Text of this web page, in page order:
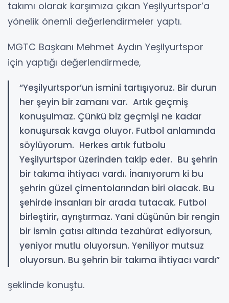
takımı olarak karşımıza çıkan Yeşilyurtspor’a
yönelik önemli değerlendirmeler yaptı.
MGTC Başkanı Mehmet Aydın Yeşilyurtspor
için yaptığı değerlendirmede,
“Yeşilyurtspor’un ismini tartışıyoruz. Bir durun
her şeyin bir zamanı var. Artık geçmiş
konuşulmaz. Çünkü biz geçmişi ne kadar
konuşursak kavga oluyor. Futbol anlamında
söylüyorum. Herkes artık futbolu
Yeşilyurtspor üzerinden takip eder. Bu şehrin
bir takıma ihtiyacı vardı. İnanıyorum ki bu
şehrin güzel çimentolarından biri olacak. Bu
şehirde insanları bir arada tutacak. Futbol
birleştirir, ayrıştırmaz. Yani düşünün bir rengin
bir ismin çatısı altında tezahürat ediyorsun,
yeniyor mutlu oluyorsun. Yeniliyor mutsuz
oluyorsun. Bu şehrin bir takıma ihtiyacı vardı”
şeklinde konuştu.